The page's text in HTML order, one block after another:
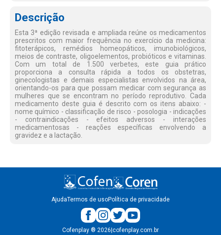
Descrição
Esta 3ª edição revisada e ampliada reúne os medicamentos
prescritos com maior frequência no exercício da medicina:
fitoterápicos, remédios homeopáticos, imunobiológicos,
meios de contraste, oligoelementos, probióticos e vitaminas.
Com um total de 1.500 verbetes, este guia prático
proporciona a consulta rápida a todos os obstetras,
ginecologistas e demais especialistas envolvidos na área,
orientando-os para que possam medicar com segurança as
mulheres que se encontram no período reprodutivo. Cada
medicamento deste guia é descrito com os itens abaixo: -
nome químico - classificação de risco - posologia - indicações
- contraindicações - efeitos adversos - interações
medicamentosas - reações específicas envolvendo a
gravidez e a lactação.
AjudaTermos de usoPolítica de privacidade
Cofenplay ® 2026 cofenplay.com.br